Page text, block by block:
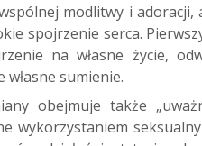
modlitwy i adoracji,
spojrzenie serca.
na własne życie,
sumienie.
obejmuje także
wykorzystaniem